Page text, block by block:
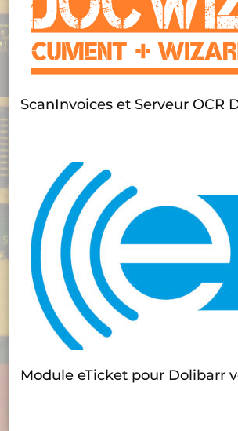
ScanInvoices et Serveur OCR
Module eTicket pour Dolibarr